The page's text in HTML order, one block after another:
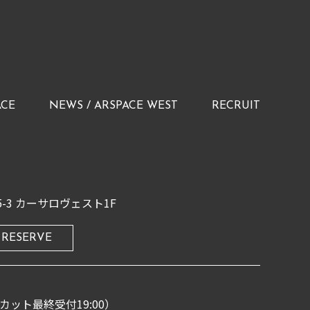
NEWS / ARSPACE WEST RECRUIT
3 カーサロヴェスト1F
RESERVE
ット最終受付19:00）